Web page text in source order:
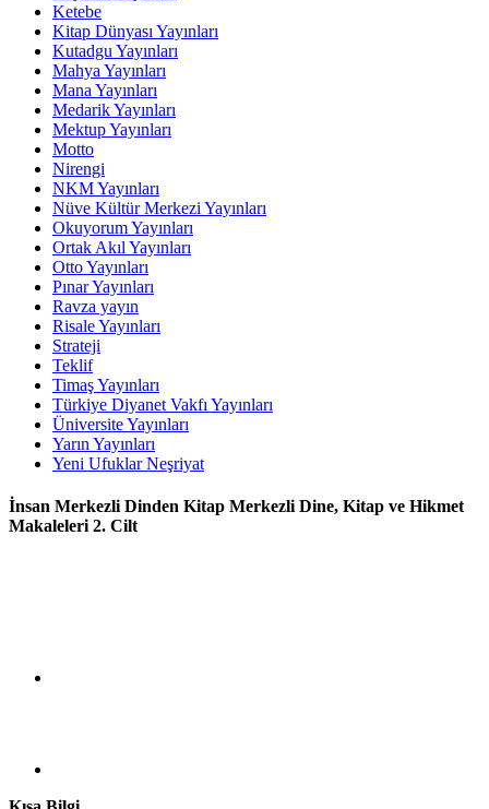
Ketebe
Kitap Dünyası Yayınları
Kutadgu Yayınları
Mahya Yayınları
Mana Yayınları
Medarik Yayınları
Mektup Yayınları
Motto
Nirengi
NKM Yayınları
Nüve Kültür Merkezi Yayınları
Okuyorum Yayınları
Ortak Akıl Yayınları
Otto Yayınları
Pınar Yayınları
Ravza yayın
Risale Yayınları
Strateji
Teklif
Timaş Yayınları
Türkiye Diyanet Vakfı Yayınları
Üniversite Yayınları
Yarın Yayınları
Yeni Ufuklar Neşriyat
İnsan Merkezli Dinden Kitap Merkezli Dine, Kitap ve Hikmet
Makaleleri 2. Cilt